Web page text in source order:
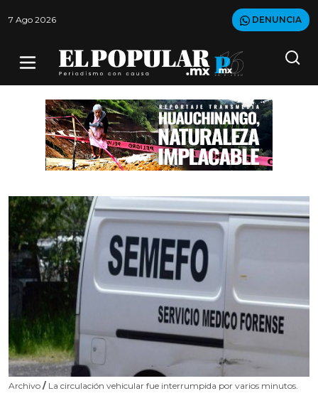
7 Ago 2026 DENUNCIA
Archivo / La circulación vehicular fue interrumpida por varios minutos.